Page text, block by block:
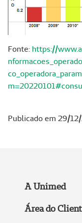
Fonte: https://
Publicado em 29/
A Unimed
Área do